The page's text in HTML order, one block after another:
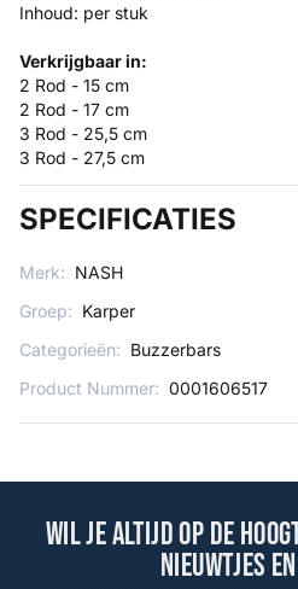
Inhoud: per stuk
Verkrijgbaar in:
2 Rod - 15 cm
2 Rod - 17 cm
3 Rod - 25,5 cm
3 Rod - 27,5 cm
SPECIFICATIES
Merk: NASH
Groep: Karper
Categorieën: Buzzerbars
Product Nummer: 0001606517
Wil je altijd op de
nieuwtjes